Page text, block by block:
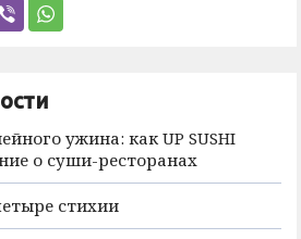
ужина: как UP SUSHI
о суши-ресторанах
стихии